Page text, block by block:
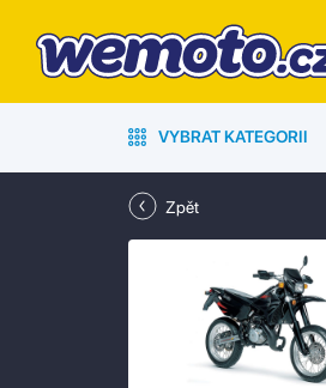
VYBRAT KATEGORII
Zpět